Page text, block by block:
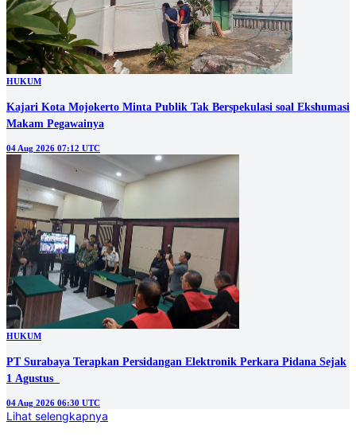
HUKUM
Kajari Kota Mojokerto Minta Publik Tak Berspekulasi soal Ekshumasi
Makam Pegawainya
04 Aug 2026 07:12 UTC
HUKUM
PT Surabaya Terapkan Persidangan Elektronik Perkara Pidana Sejak
1 Agustus
04 Aug 2026 06:30 UTC
Lihat selengkapnya